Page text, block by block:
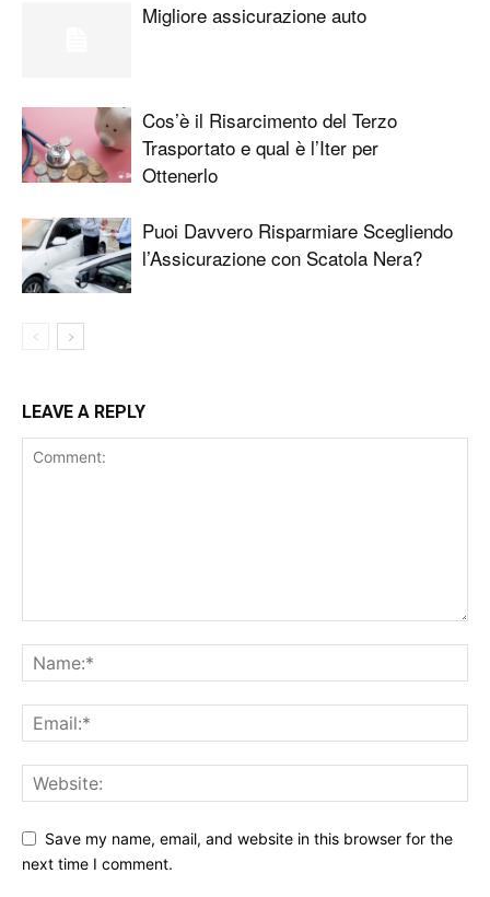
Migliore assicurazione auto
Cos’è il Risarcimento del Terzo
Trasportato e qual è l’Iter per
Ottenerlo
Puoi Davvero Risparmiare Scegliendo
l’Assicurazione con Scatola Nera?
LEAVE A REPLY
Save my name, email, and website in this browser for the
next time I comment.